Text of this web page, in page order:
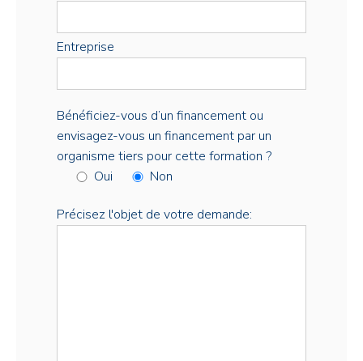
Entreprise
Bénéficiez-vous d’un financement ou
envisagez-vous un financement par un
organisme tiers pour cette formation ?
Oui
Non
Précisez l'objet de votre demande: